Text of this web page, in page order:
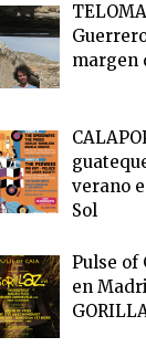
margen
verano
Sol
Pulse of
en